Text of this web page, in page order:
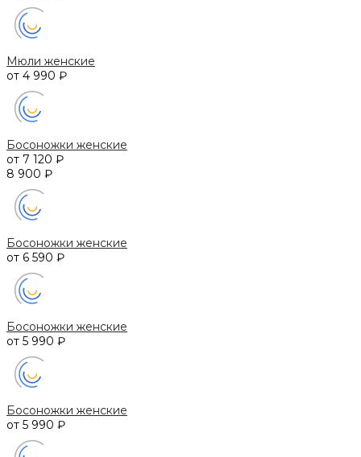
Мюли женские
от 4 990 ₽
Босоножки женские
от 7 120 ₽
8 900 ₽
Босоножки женские
от 6 590 ₽
Босоножки женские
от 5 990 ₽
Босоножки женские
от 5 990 ₽